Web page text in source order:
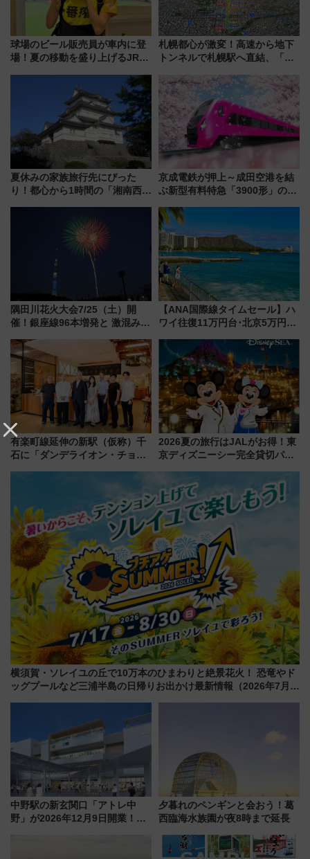
球場のビール販売員が車内に登
場！夏の移動を盛り上げるJR九
月7日限定 ソフトバンクホーク
札幌都心が激変！高速から地下
トンネルで札幌駅へ直結、「創
から本格着工、延長4.8km整備
事業の全貌
夏休みの家族旅行先にぴった
り！都心から1時間の「湘南西エ
島とは異なる魅力を持つ今夏の
注目スポット
京成電鉄が押上～成田空港を結
ぶ新型有料特急「3900形」のコ
募集も実施
隅田川花火大会7/25（土）開
催！銀座線96本増発と 激混みの
アクセス攻略法、2万発の花火が
都心の夜に！
【ANA国際線タイムセール】ハ
ワイ往復11万円台･北京5万円台
来春のGW旅行まで狙える激ア
ツ路線まとめ（8/10まで）
有楽町線延伸の新駅（仮称）千
石に「ダンデライオン・チョコ
2026夏の旅行はJALがお得！東
京ディズニーシー完全貸切パー
ーン始まる 条件は「夏の国内
線に2回搭乗」
横須賀・ソレイユの丘で10万本のひまわりと絶景花火！ 恐竜やド
ッグプールなど三浦半島の日帰りお出かけ最新情報（2026年7月
中野駅の新玄関口「アトレ中
野」が2026年12月9日開業！新
夕暮れのペンギンと会おう！葛
西臨海水族園が夜8時まで延長